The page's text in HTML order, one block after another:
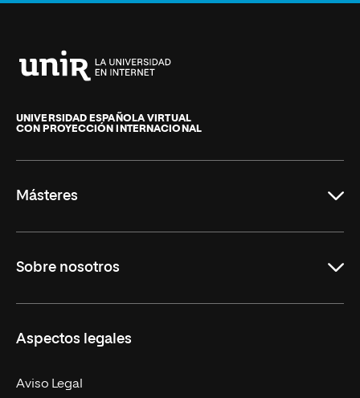
de
La
UNIVERSIDAD ESPAÑOLA VIRTUAL
CON PROYECCIÓN INTERNACIONAL
Másteres
Derecho
Empresa
MBA
Sobre nosotros
Nuestro Equipo
Contacto
Aspectos legales
Aviso Legal